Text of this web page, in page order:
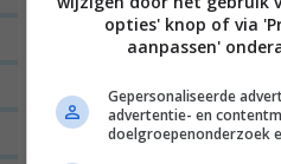
Gelukkig hielpen m’n
uit de brand. Je kunt
cape.
opties' knop of via
aanpassen'
Gepersonaliseerde
advertentie- en
doelgroepenonderzoek